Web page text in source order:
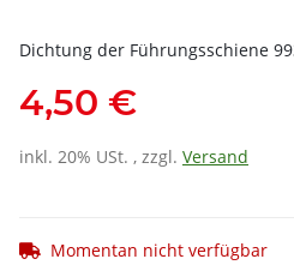
Dichtung der Führungsschiene
4,50 €
inkl. 20% USt. , zzgl. Versand
Momentan nicht verfügbar